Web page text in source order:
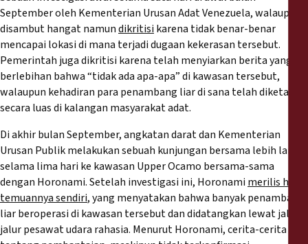
September oleh Kementerian Urusan Adat Venezuela, walaupun
disambut hangat namundikritisi karena tidak benar-benar
mencapai lokasi di mana terjadi dugaan kekerasan tersebut.
Pemerintah juga dikritisi karena telah menyiarkan berita yang
berlebihan bahwa “tidak ada apa-apa” di kawasan tersebut,
walaupun kehadiran para penambang liar di sana telah diketahui
secara luas di kalangan masyarakat adat.
Di akhir bulan September, angkatan darat dan Kementerian
Urusan Publik melakukan sebuah kunjungan bersama lebih lanjut
selama lima hari ke kawasan Upper Ocamo bersama-sama
dengan Horonami. Setelah investigasi ini, Horonami merilis hasil
temuannya sendiri, yang menyatakan bahwa banyak penambang
liar beroperasi di kawasan tersebut dan didatangkan lewat jalur-
jalur pesawat udara rahasia. Menurut Horonami, cerita-cerita